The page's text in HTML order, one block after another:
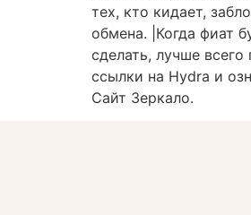
тех, кто кидает,
обмена. |Когда фиат
сделать, лучше
ссылки на Hydra и
Сайт Зеркало.